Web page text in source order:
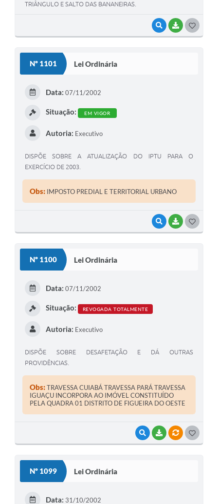
VISUALIZAR
BAIXAR
TRIÂNGULO E SALTO DAS BANANEIRAS.
Nº 1101 Lei Ordinária
VISUALIZAR
BAIXAR
Data: 07/11/2002
Situação: EM VIGOR
Autoria: Executivo
DISPÕE SOBRE A ATUALIZAÇÃO DO IPTU PARA O
EXERCÍCIO DE 2003.
Obs: IMPOSTO PREDIAL E TERRITORIAL URBANO
Nº 1100 Lei Ordinária
VISUALIZAR
BAIXARVÍNCULOS
Data: 07/11/2002
Situação: REVOGADA TOTALMENTE
Autoria: Executivo
DISPÕE SOBRE DESAFETAÇÃO E DÁ OUTRAS
PROVIDÊNCIAS.
Obs:TRAVESSA CUIABÁ TRAVESSA PARÁ TRAVESSA
IGUAÇU INCORPORA AO IMÓVEL CONSTITUÍDO
PELA QUADRA 01 DISTRITO DE FIGUEIRA DO OESTE
Nº 1099 Lei Ordinária
Data: 31/10/2002